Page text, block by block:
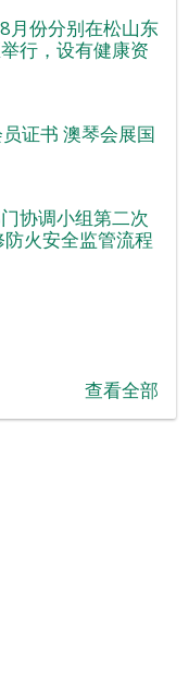
月份分别在松山东
行，设有健康资
证书 澳琴会展国
协调小组第二次
火安全监管流程
查看全部